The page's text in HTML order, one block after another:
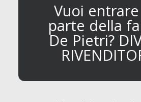
Vuoi
parte della
De Pietri?